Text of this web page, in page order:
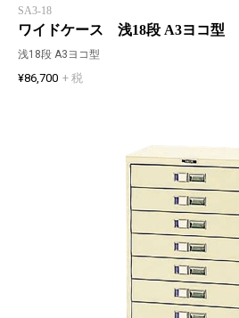
SA3-18
ワイドケース 浅18段 A3ヨコ型
浅18段 A3ヨコ型
¥86,700 + 税